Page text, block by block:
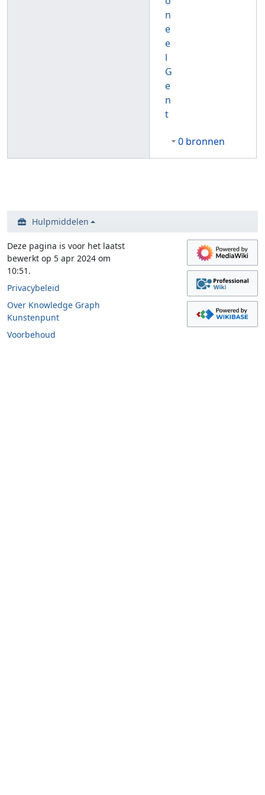
n
e
e
l
G
e
n
t
0 bronnen
Hulpmiddelen
Deze pagina is voor het laatst
bewerkt op 5 apr 2024 om
10:51.
Privacybeleid
Over Knowledge Graph
Kunstenpunt
Voorbehoud